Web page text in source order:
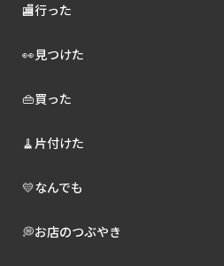
🏬行った
👀見つけた
👜買った
🧹片付けた
💛なんでも
💭お店のつぶやき